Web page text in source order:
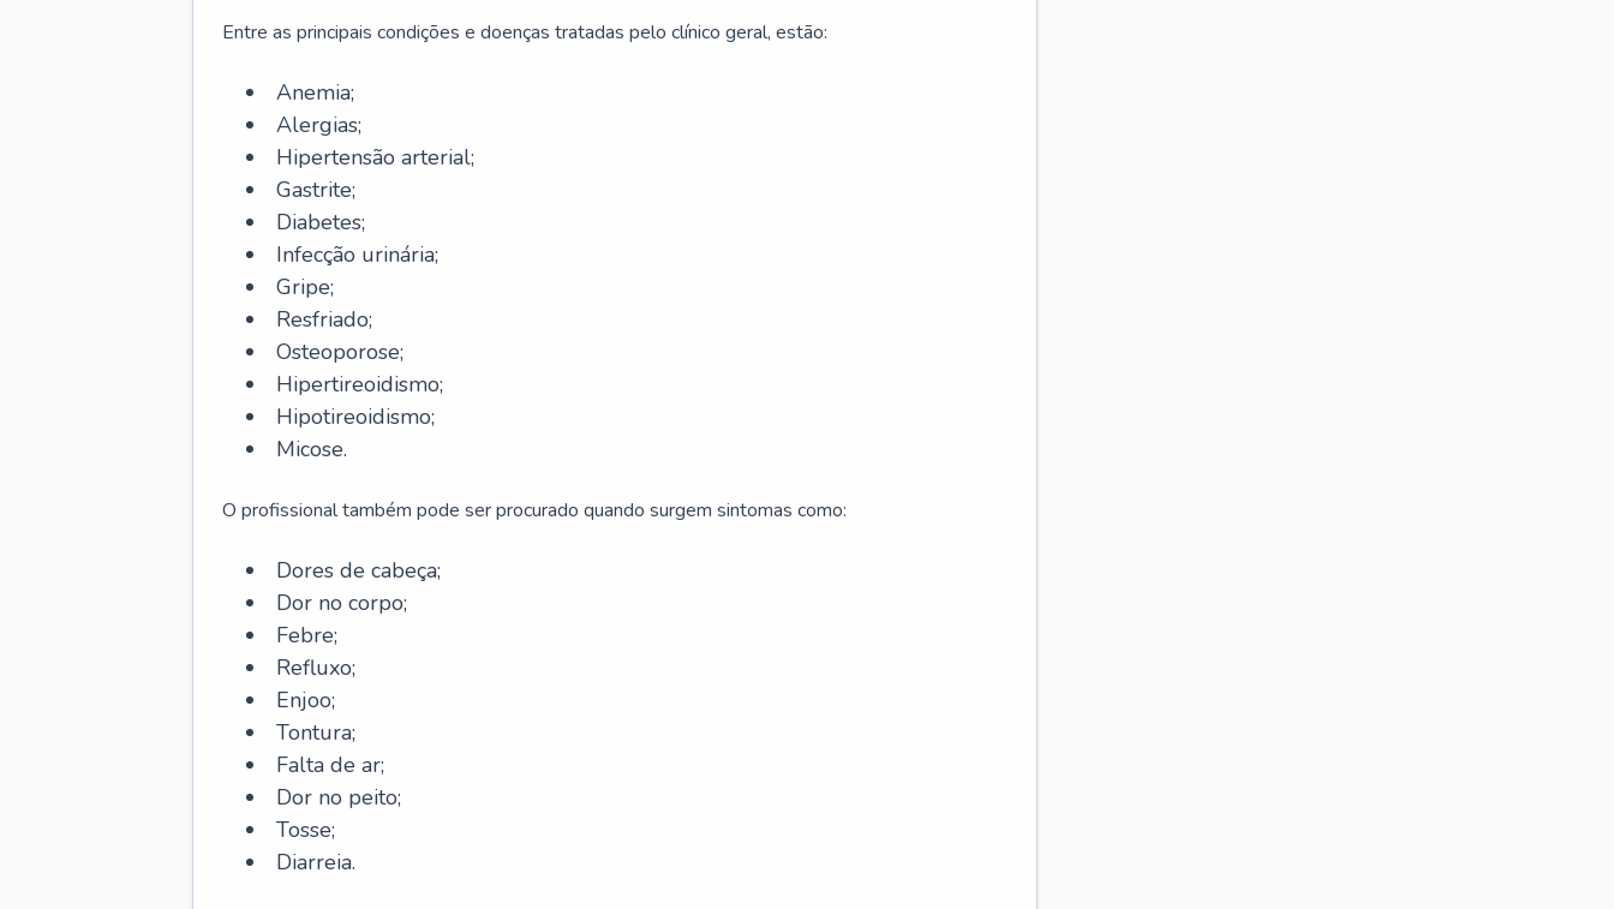
Entre as principais condições e doenças tratadas pelo clínico geral, estão:
Anemia;
Alergias;
Hipertensão arterial;
Gastrite;
Diabetes;
Infecção urinária;
Gripe;
Resfriado;
Osteoporose;
Hipertireoidismo;
Hipotireoidismo;
Micose.
O profissional também pode ser procurado quando surgem sintomas como:
Dores de cabeça;
Dor no corpo;
Febre;
Refluxo;
Enjoo;
Tontura;
Falta de ar;
Dor no peito;
Tosse;
Diarreia.